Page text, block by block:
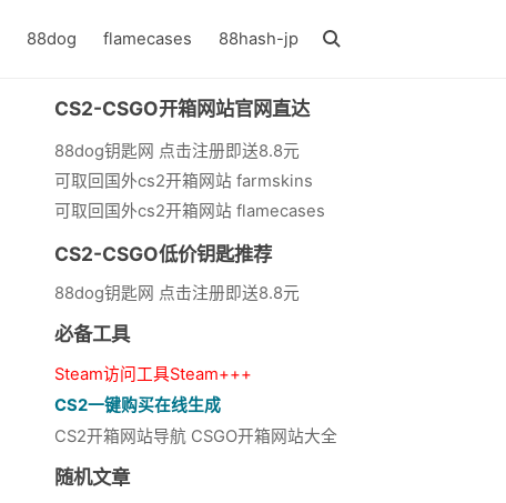
88dog flamecases 88hash-jp
CS2-CSGO开箱网站官网直达
88dog钥匙网 点击注册即送8.8元
可取回国外cs2开箱网站 farmskins
可取回国外cs2开箱网站 flamecases
CS2-CSGO低价钥匙推荐
88dog钥匙网 点击注册即送8.8元
必备工具
Steam访问工具Steam+++
CS2一键购买在线生成
CS2开箱网站导航 CSGO开箱网站大全
随机文章